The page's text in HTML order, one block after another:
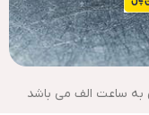
ساعت الف می باشد